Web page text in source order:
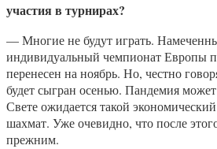
участия в турнирах?
— Многие не будут играть.
индивидуальный чемпионат Европы
перенесен на ноябрь. Но, честно
будет сыгран осенью. Пандемия
Свете ожидается такой
шахмат. Уже очевидно, что после
прежним.